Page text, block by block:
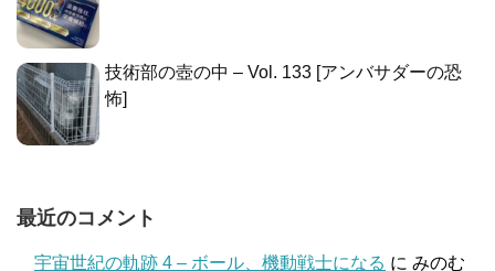
技術部の壺の中 – Vol. 133 [アンバサダーの恐
怖]
最近のコメント
宇宙世紀の軌跡 4 – ボール、機動戦士になる に みのむ